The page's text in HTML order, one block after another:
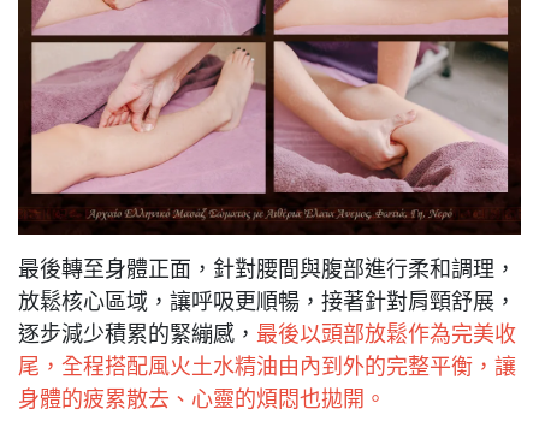
最後轉至身體正面，針對腰間與腹部進行柔和調理，
放鬆核心區域，讓呼吸更順暢，接著針對肩頸舒展，
逐步減少積累的緊繃感， 最後以頭部放鬆作為完美收
尾，全程搭配風火土水精油由內到外的完整平衡，讓
身體的疲累散去、心靈的煩悶也拋開。